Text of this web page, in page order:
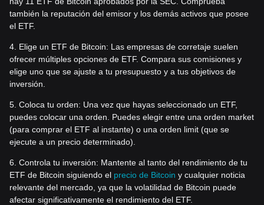
también la reputación del emisor y los demás activos que posee
el ETF.
4. Elige un ETF de Bitcoin: Las empresas de corretaje suelen
ofrecer múltiples opciones de ETF. Compara sus comisiones y
elige uno que se ajuste a tu presupuesto y a tus objetivos de
inversión.
5. Coloca tu orden: Una vez que hayas seleccionado un ETF,
puedes colocar una orden. Puedes elegir entre una orden market
(para comprar el ETF al instante) o una orden limit (que se
ejecute a un precio determinado).
6. Controla tu inversión: Mantente al tanto del rendimiento de tu
ETF de Bitcoin siguiendo el precio de Bitcoin y cualquier noticia
relevante del mercado, ya que la volatilidad de Bitcoin puede
afectar significativamente el rendimiento del ETF.